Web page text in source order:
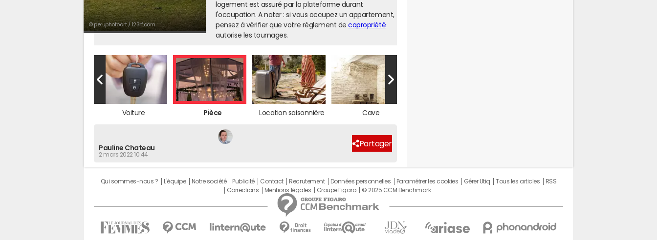
© peruphotoart / 123rf.com
logement est assuré par la plateforme durant
l'occupation. A noter : si vous occupez un appartement,
pensez à vérifier que votre règlement decopropriété
autorise les tournages.
Voiture Pièce Location saisonnière Cave
Pauline Chateau
2 mars 2022 10:44
Partager
Qui sommes-nous ? L'équipe Notre société Publicité Contact Recrutement Données personnelles Paramétrer les cookies Gérer Utiq Tous les articles
RSS
Corrections
Mentions légales Groupe Figaro © 2025 CCM Benchmark